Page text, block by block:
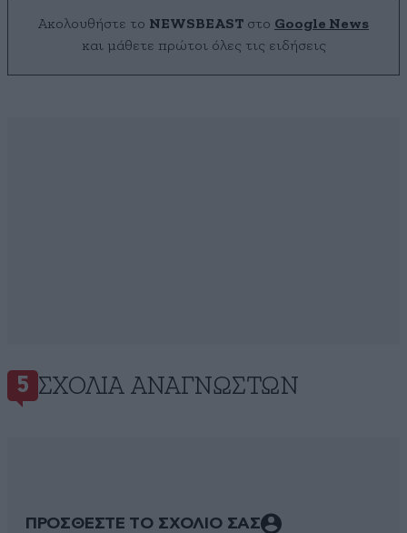
Ακολουθήστε το NEWSBEAST στο Google News
και μάθετε πρώτοι όλες τις ειδήσεις
5 ΣΧΌΛΙΑ ΑΝΑΓΝΩΣΤΏΝ
ΠΡΟΣΘΕΣΤΕ ΤΟ ΣΧΟΛΙΟ ΣΑΣ